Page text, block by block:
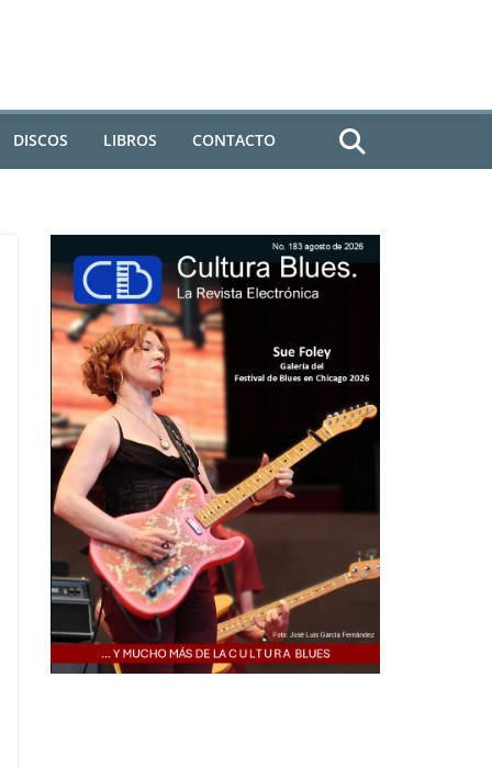
DISCOS LIBROS CONTACTO